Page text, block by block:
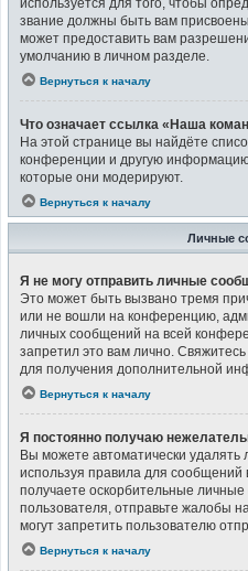
звание должны быть вам
может предоставить вам
умолчанию в личном разделе.
Вернуться к началу
Что означает ссылка «Наша
На этой странице вы найдёте
конференции и другую
которые они модерируют.
Вернуться к началу
Личные
Я не могу отправить личные
Это может быть вызвано тремя
или не вошли на конференцию,
личных сообщений на всей
запретил это вам лично.
для получения дополнительной
Вернуться к началу
Я постоянно получаю
Вы можете автоматически
используя правила для
получаете оскорбительные
пользователя, отправьте жалобы
могут запретить пользователю
Вернуться к началу